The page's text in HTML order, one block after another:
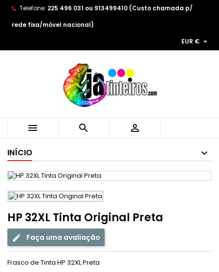
Telefone: 225 496 031 ou 913499410 (Custo chamada p/
rede fixa/móvel nacional)
EUR € 
  
INÍCIO
HP 32XL Tinta Original Preta
Faça uma avaliação
Frasco de Tinta HP 32XL Preta
As minhas listas de desejos ×
((title)) ×
((label))
((cancelText)) ((createText))
Entrar ×
You need to be logged in to save products in your
wishlist.
((cancelText))